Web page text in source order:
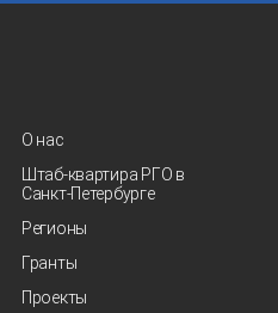
О нас
Штаб-квартира РГО в
Санкт‑Петербурге
Регионы
Гранты
Проекты